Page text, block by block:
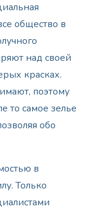
общество в
над своей
красках.
поэтому
то самое зелье
обо
в
Только